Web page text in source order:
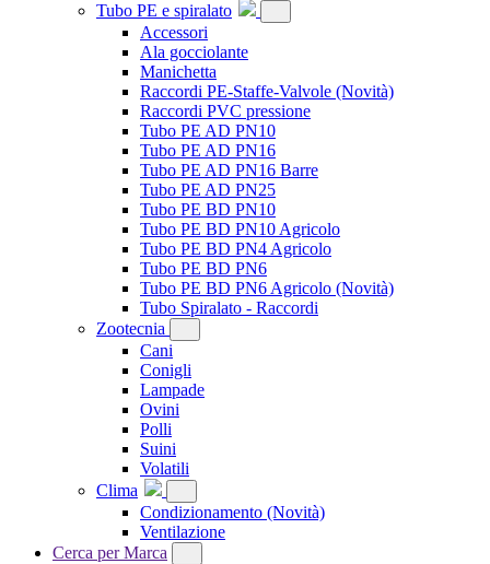
Tubo PE e spiralato
Accessori
Ala gocciolante
Manichetta
Raccordi PE-Staffe-Valvole (Novità)
Raccordi PVC pressione
Tubo PE AD PN10
Tubo PE AD PN16
Tubo PE AD PN16 Barre
Tubo PE AD PN25
Tubo PE BD PN10
Tubo PE BD PN10 Agricolo
Tubo PE BD PN4 Agricolo
Tubo PE BD PN6
Tubo PE BD PN6 Agricolo (Novità)
Tubo Spiralato - Raccordi
Zootecnia
Cani
Conigli
Lampade
Ovini
Polli
Suini
Volatili
Clima
Condizionamento (Novità)
Ventilazione
Cerca per Marca